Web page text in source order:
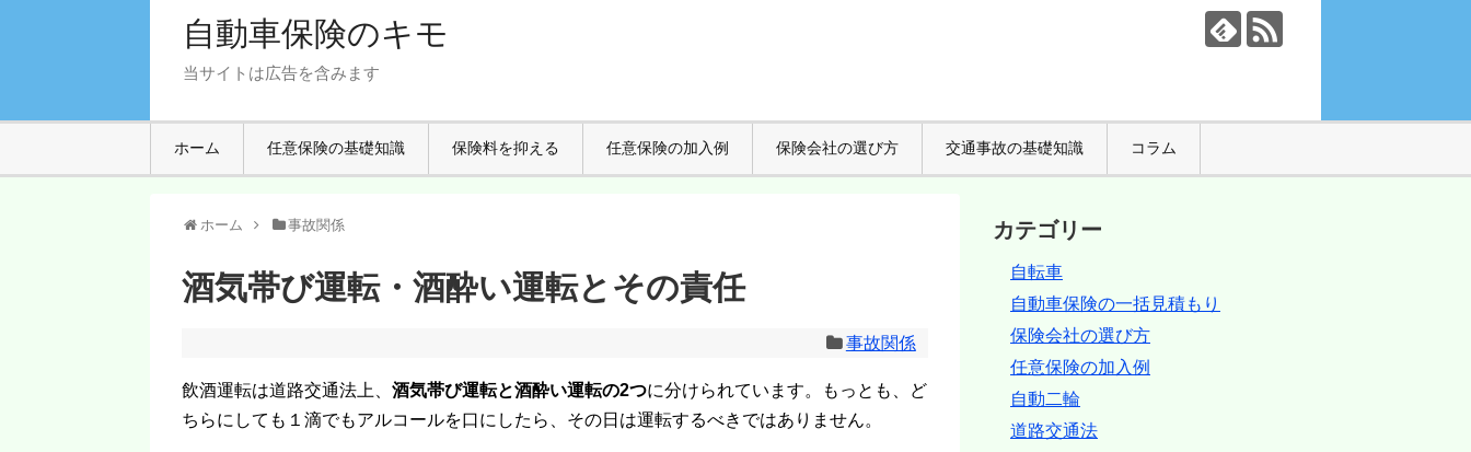
自動車保険のキモ
当サイトは広告を含みます
ホーム 任意保険の基礎知識 保険料を抑える 任意保険の加入例 保険会社の選び方 交通事故の基礎知識 コラム
ホーム 事故関係
酒気帯び運転・酒酔い運転とその責任
事故関係
飲酒運転は道路交通法上、 酒気帯び運転と酒酔い運転の2つに分けられています。もっとも、ど
ちらにしても１滴でもアルコールを口にしたら、その日は運転するべきではありません。
カテゴリー
自転車
自動車保険の一括見積もり
保険会社の選び方
任意保険の加入例
自動二輪
道路交通法